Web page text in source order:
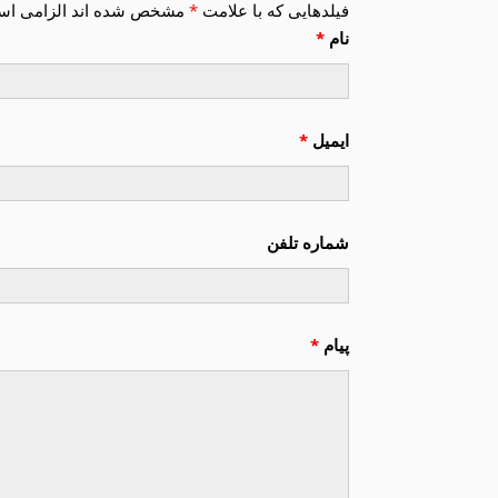
فیلدهایی که با علامت* مشخص شده اند الزامی
نام*
ایمیل*
شماره تلفن
پیام*